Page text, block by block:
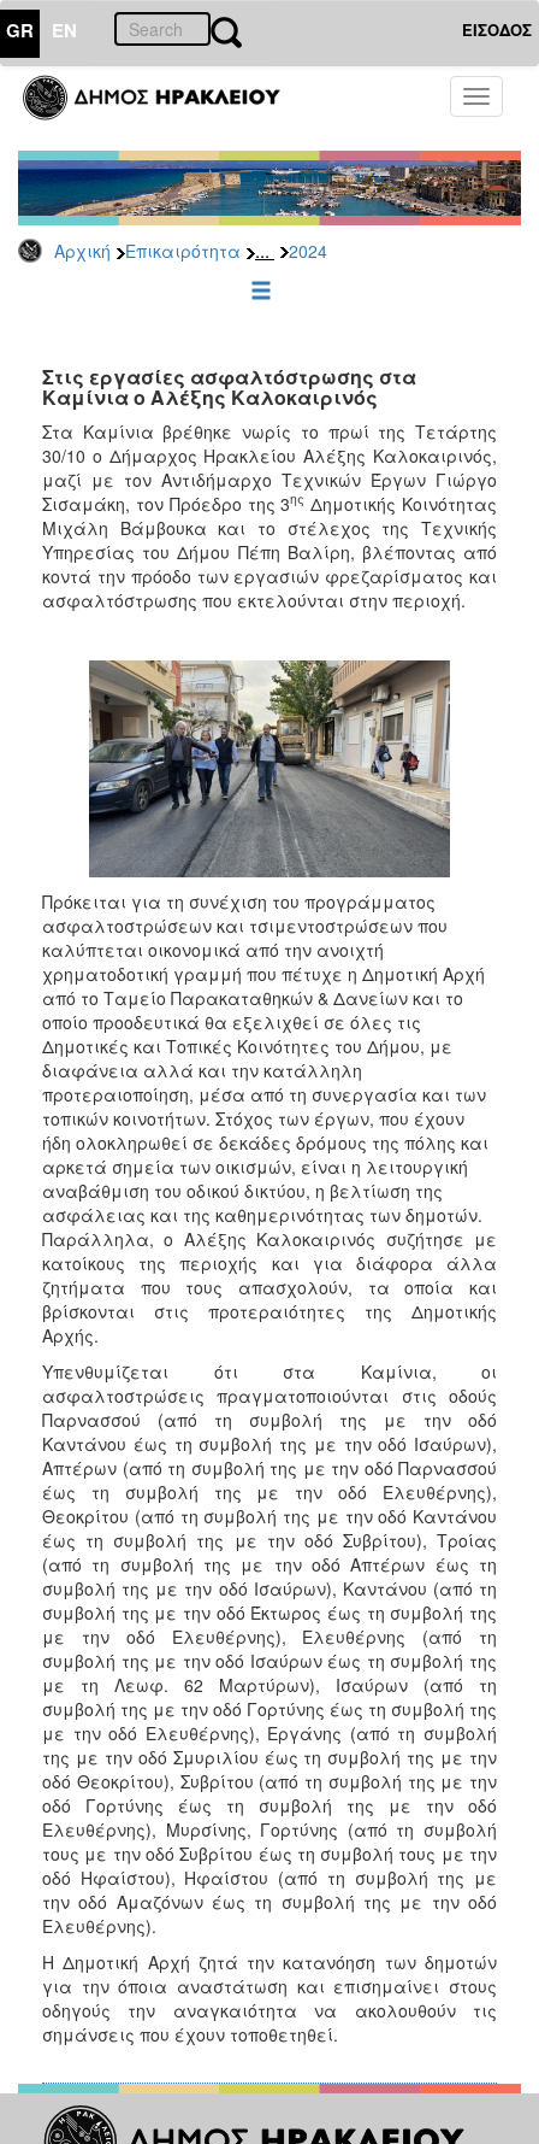
GR EN ΕΙΣΟΔΟΣ
Toggle
Αρχική Επικαιρότητα ... 2024
ΕΠΙΚΑΙΡΟΤΗΤΑ
Τύπου
Αρχείο
2026
2025
2022
2021
2020
2019
2018
2017
2016
2013
2012
2011
2010
2006
ΔΗΜΟΤΗΣ
ΕΠΙΣΚΕΠΤΗΣ
ΗΡΑΚΛΕΙΟ
Στις εργασίες ασφαλτόστρωσης στα
Καμίνια ο Αλέξης Καλοκαιρινός
Στα Καμίνια βρέθηκε νωρίς το πρωί της Τετάρτης
30/10 ο Δήμαρχος Ηρακλείου Αλέξης Καλοκαιρινός,
μαζί με τον Αντιδήμαρχο Τεχνικών Έργων Γιώργο
Σισαμάκη, τον Πρόεδρο της 3ης Δημοτικής Κοινότητας
Μιχάλη Βάμβουκα και το στέλεχος της Τεχνικής
Υπηρεσίας του Δήμου Πέπη Βαλίρη, βλέποντας από
κοντά την πρόοδο των εργασιών φρεζαρίσματος και
ασφαλτόστρωσης που εκτελούνται στην περιοχή.
Πρόκειται για τη συνέχιση του προγράμματος
ασφαλτοστρώσεων και τσιμεντοστρώσεων που
καλύπτεται οικονομικά από την ανοιχτή
χρηματοδοτική γραμμή που πέτυχε η Δημοτική Αρχή
από το Ταμείο Παρακαταθηκών & Δανείων και το
οποίο προοδευτικά θα εξελιχθεί σε όλες τις
Δημοτικές και Τοπικές Κοινότητες του Δήμου, με
διαφάνεια αλλά και την κατάλληλη
προτεραιοποίηση, μέσα από τη συνεργασία και των
τοπικών κοινοτήτων. Στόχος των έργων, που έχουν
ήδη ολοκληρωθεί σε δεκάδες δρόμους της πόλης και
αρκετά σημεία των οικισμών, είναι η λειτουργική
αναβάθμιση του οδικού δικτύου, η βελτίωση της
ασφάλειας και της καθημερινότητας των δημοτών.
Παράλληλα, ο Αλέξης Καλοκαιρινός συζήτησε με
κατοίκους της περιοχής και για διάφορα άλλα
ζητήματα που τους απασχολούν, τα οποία και
βρίσκονται στις προτεραιότητες της Δημοτικής
Αρχής.
Υπενθυμίζεται ότι στα Καμίνια, οι
ασφαλτοστρώσεις πραγματοποιούνται στις οδούς
Παρνασσού (από τη συμβολή της με την οδό
Καντάνου έως τη συμβολή της με την οδό Ισαύρων),
Απτέρων (από τη συμβολή της με την οδό Παρνασσού
έως τη συμβολή της με την οδό Ελευθέρνης),
Θεοκρίτου (από τη συμβολή της με την οδό Καντάνου
έως τη συμβολή της με την οδό Συβρίτου), Τροίας
(από τη συμβολή της με την οδό Απτέρων έως τη
συμβολή της με την οδό Ισαύρων), Καντάνου (από τη
συμβολή της με την οδό Έκτωρος έως τη συμβολή της
με την οδό Ελευθέρνης), Ελευθέρνης (από τη
συμβολή της με την οδό Ισαύρων έως τη συμβολή της
με τη Λεωφ. 62 Μαρτύρων), Ισαύρων (από τη
συμβολή της με την οδό Γορτύνης έως τη συμβολή της
με την οδό Ελευθέρνης), Εργάνης (από τη συμβολή
της με την οδό Σμυριλίου έως τη συμβολή της με την
οδό Θεοκρίτου), Συβρίτου (από τη συμβολή της με την
οδό Γορτύνης έως τη συμβολή της με την οδό
Ελευθέρνης), Μυρσίνης, Γορτύνης (από τη συμβολή
τους με την οδό Συβρίτου έως τη συμβολή τους με την
οδό Ηφαίστου), Ηφαίστου (από τη συμβολή της με
την οδό Αμαζόνων έως τη συμβολή της με την οδό
Ελευθέρνης).
Η Δημοτική Αρχή ζητά την κατανόηση των δημοτών
για την όποια αναστάτωση και επισημαίνει στους
οδηγούς την αναγκαιότητα να ακολουθούν τις
σημάνσεις που έχουν τοποθετηθεί.